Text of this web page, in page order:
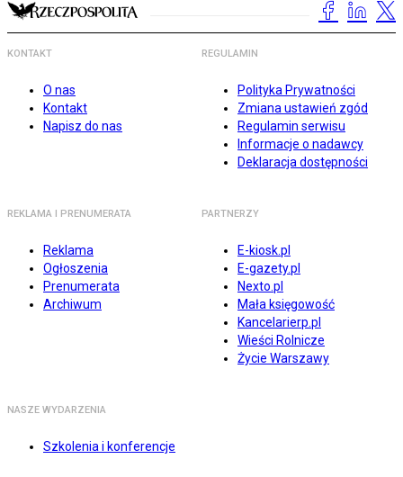
KONTAKT
O nas
Kontakt
Napisz do nas
REGULAMIN
Polityka Prywatności
Zmiana ustawień zgód
Regulamin serwisu
Informacje o nadawcy
Deklaracja dostępności
REKLAMA I PRENUMERATA
Reklama
Ogłoszenia
Prenumerata
Archiwum
PARTNERZY
E-kiosk.pl
E-gazety.pl
Nexto.pl
Mała księgowość
Kancelarierp.pl
Wieści Rolnicze
Życie Warszawy
NASZE WYDARZENIA
Szkolenia i konferencje